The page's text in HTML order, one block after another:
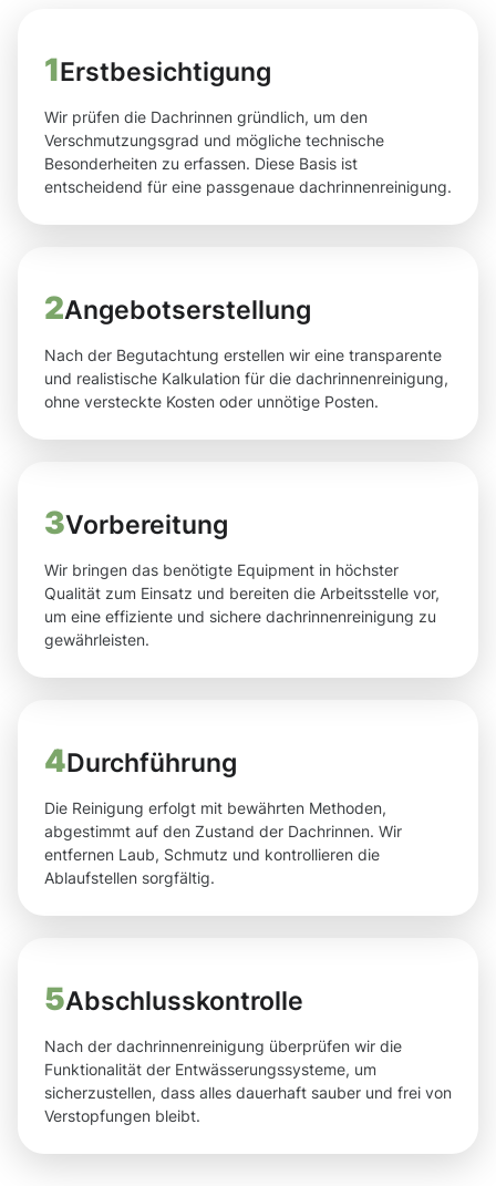
1Erstbesichtigung
Wir prüfen die Dachrinnen gründlich, um den
Verschmutzungsgrad und mögliche technische
Besonderheiten zu erfassen. Diese Basis ist
entscheidend für eine passgenaue dachrinnenreinigung.
2Angebotserstellung
Nach der Begutachtung erstellen wir eine transparente
und realistische Kalkulation für die dachrinnenreinigung,
ohne versteckte Kosten oder unnötige Posten.
3Vorbereitung
Wir bringen das benötigte Equipment in höchster
Qualität zum Einsatz und bereiten die Arbeitsstelle vor,
um eine effiziente und sichere dachrinnenreinigung zu
gewährleisten.
4Durchführung
Die Reinigung erfolgt mit bewährten Methoden,
abgestimmt auf den Zustand der Dachrinnen. Wir
entfernen Laub, Schmutz und kontrollieren die
Ablaufstellen sorgfältig.
5Abschlusskontrolle
Nach der dachrinnenreinigung überprüfen wir die
Funktionalität der Entwässerungssysteme, um
sicherzustellen, dass alles dauerhaft sauber und frei von
Verstopfungen bleibt.